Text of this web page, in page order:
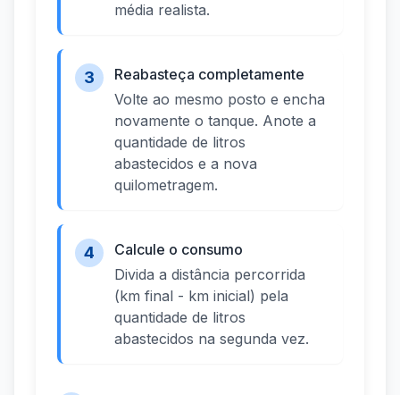
média realista.
3
Reabasteça completamente
Volte ao mesmo posto e encha
novamente o tanque. Anote a
quantidade de litros
abastecidos e a nova
quilometragem.
4
Calcule o consumo
Divida a distância percorrida
(km final - km inicial) pela
quantidade de litros
abastecidos na segunda vez.